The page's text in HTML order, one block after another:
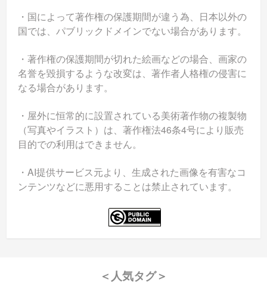
・国によって著作権の保護期間が違う為、日本以外の
国では、パブリックドメインでない場合があります。
・著作権の保護期間が切れた絵画などの場合、画家の
名誉を毀損するような改変は、著作者人格権の侵害に
なる場合があります。
・屋外に恒常的に設置されている美術著作物の複製物
（写真やイラスト）は、著作権法46条4号により販売
目的での利用はできません。
・AI提供サービス元より、生成された画像を有害なコ
ンテンツなどに悪用することは禁止されています。
＜人気タグ＞